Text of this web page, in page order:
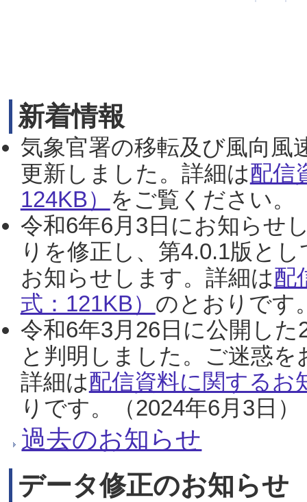
新着情報
気象官署の移転及び風向風
更新しました。詳細は配信
124KB） をご覧ください。
令和6年6月3日にお知らせ
りを修正し、第4.0.1版と
お知らせします。詳細は配
式：121KB） のとおりです
令和6年3月26日に公開し
と判明しました。ご迷惑
詳細は配信資料に関するお
りです。（2024年6月3日）
過去のお知らせ
データ修正のお知らせ